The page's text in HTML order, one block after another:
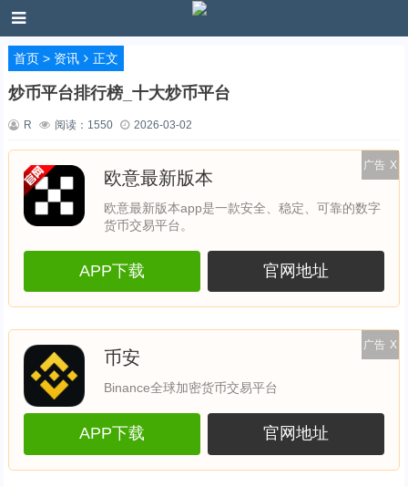
首页> 资讯 正文
炒币平台排行榜_十大炒币平台
R 阅读： 1550 2026-03-02
广告 X
欧意最新版本
欧意最新版本app是一款安全、稳定、可靠的数字
货币交易平台。
APP下载 官网地址
广告 X
币安
Binance全球加密货币交易平台
APP下载 官网地址